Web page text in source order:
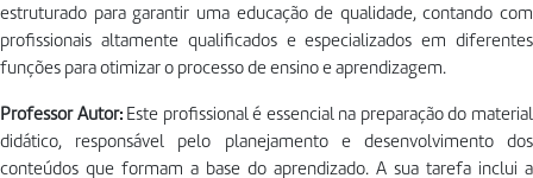
estruturado para garantir uma educação de qualidade, contando com
profissionais altamente qualificados e especializados em diferentes
funções para otimizar o processo de ensino e aprendizagem.
Professor Autor:Este profissional é essencial na preparação do material
didático, responsável pelo planejamento e desenvolvimento dos
conteúdos que formam a base do aprendizado. A sua tarefa inclui a